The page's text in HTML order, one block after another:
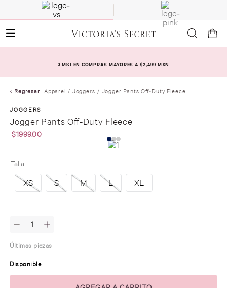
3 MSI EN COMPRAS MAYORES A $2,499 MXN
Regresar Apparel Joggers Jogger Pants Off-Duty Fleece
JOGGERS
Jogger Pants Off-Duty Fleece
$1999.00
Talla
XS S M L XL
Últimas piezas
Disponible